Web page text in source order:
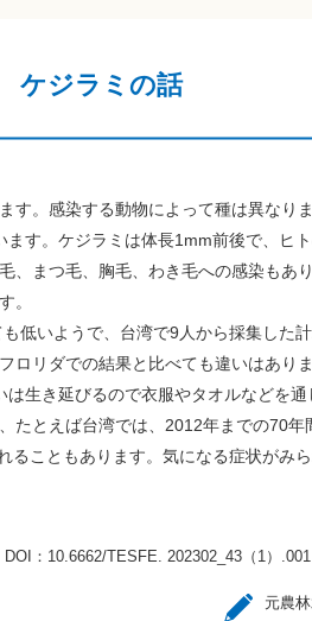
ケジラミの話
。感染する動物によって種は異なり
す。ケジラミは体長1mm前後で、ヒ
、まつ毛、胸毛、わき毛への感染もあ
。
いようで、台湾で9人から採集した
ロリダでの結果と比べても違いはあり
生き延びるので衣服やタオルなどを
たとえば台湾では、2012年までの70
こともあります。気になる症状がみ
：10.6662/TESFE. 202302_43（1）.001
元農